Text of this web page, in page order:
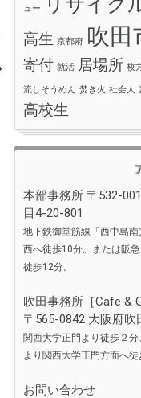
ュー
高生 京都府 吹田
寄付 就活 居場所 枚
流しそうめん 焚き火 社会人
高校生
本部事務所 〒532-
目4-20-801
地下鉄御堂筋線「西中島
西へ徒歩10分。または阪
徒歩12分。
吹田事務所［Cafe &
〒565-0842 大阪府
関西大学正門より徒歩２
より関西大学正門方面へ徒
お問い合わせ